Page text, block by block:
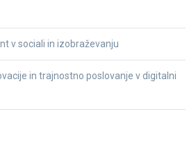
v sociali in izobraževanju
in trajnostno poslovanje v digitalni